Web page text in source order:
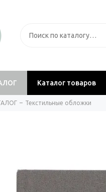
Каталог товаров
Текстильные обложки